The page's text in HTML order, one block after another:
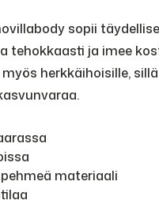
sopii
tehokkaasti ja imee
herkkäihoisille,
materiaali